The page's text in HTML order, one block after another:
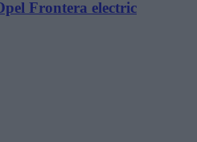
Frontera electric